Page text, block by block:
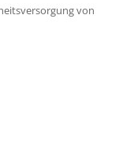
von